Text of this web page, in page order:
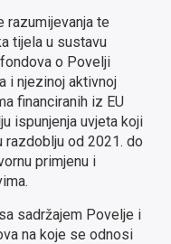
razumijevanja te
tijela u sustavu
o Povelji
i njezinoj aktivnoj
financiranih iz EU
ispunjenja uvjeta koji
razdoblju od 2021. do
primjenu i
sadržajem Povelje i
na koje se odnosi